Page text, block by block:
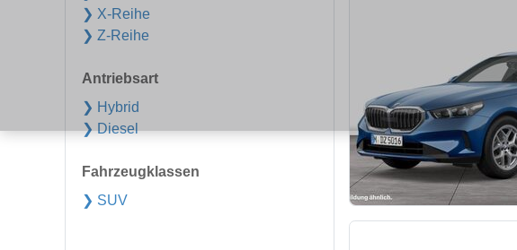
❯ X-Reihe
❯ Z-Reihe
Antriebsart
❯ Hybrid
❯ Diesel
Fahrzeugklassen
❯ SUV